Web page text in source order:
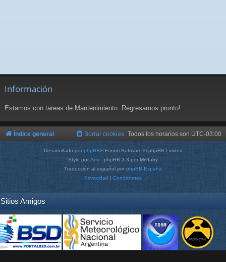
Información
Estamos con tareas de Mantenimiento. Regresamos pronto!
Índice general Todos los horarios son UTC-03:00
Borrar cookies
Desarrollado por phpBB® Forum Software © phpBB Limited
Style por Arty - phpBB 3.3 por MrGaby
Traducción al español por phpBB España
Privacidad | Condiciones
Sitios Amigos